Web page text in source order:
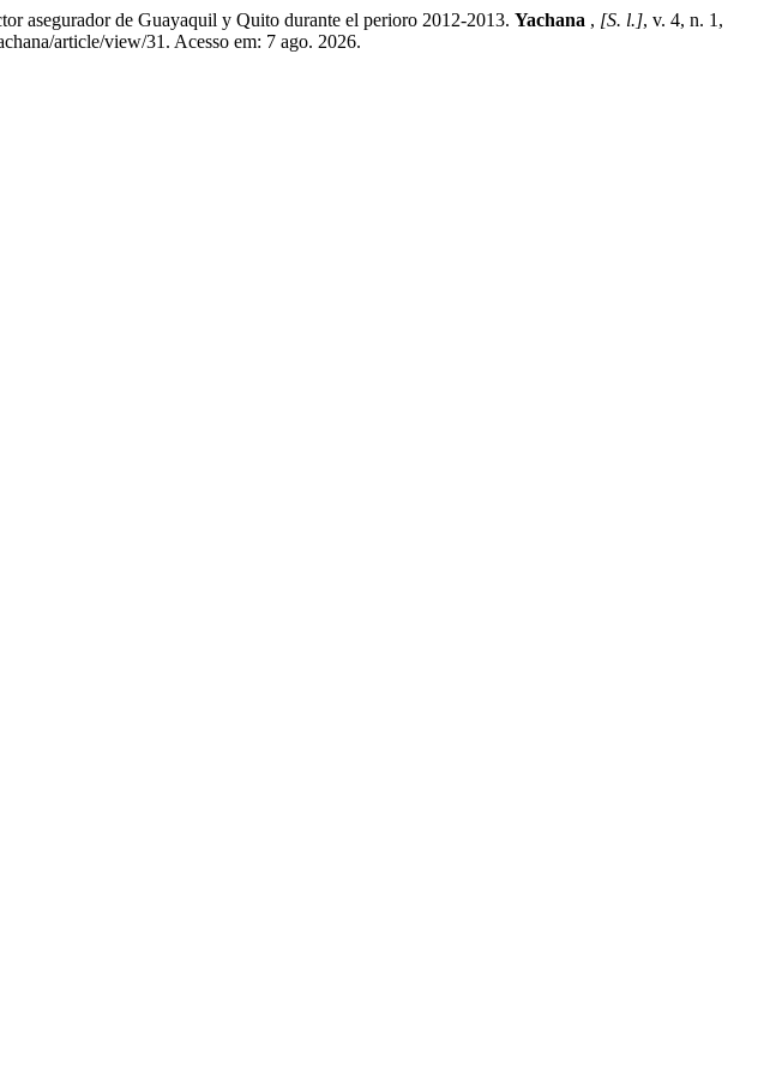
de Guayaquil y Quito durante el perioro 2012-2013. Yachana , [S. l.], v. 4, n. 1,
article/view/31. Acesso em: 7 ago. 2026.